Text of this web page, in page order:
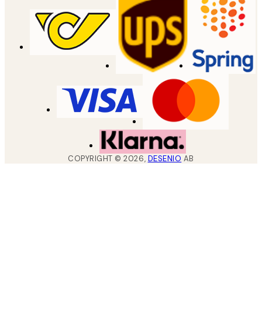
COPYRIGHT ©2026, DESENIO AB